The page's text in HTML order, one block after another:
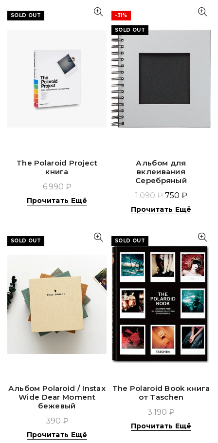
SOLD OUT
The Polaroid Project
книга
6.990 ₽
Прочитать Ещё
-31%
SOLD OUT
Альбом для
вклеивания
Серебряный
1.090 ₽ 750 ₽
Прочитать Ещё
SOLD OUT
Альбом Polaroid / Instax
Wide Dear Moment
бежевый
390 ₽
Прочитать Ещё
SOLD OUT
The Polaroid Book книга
от Taschen
3.190 ₽
Прочитать Ещё